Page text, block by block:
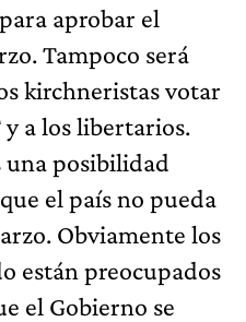
aprobar el
Tampoco será
kirchneristas votar
a los libertarios.
posibilidad
el país no pueda
Obviamente los
están preocupados
el Gobierno se